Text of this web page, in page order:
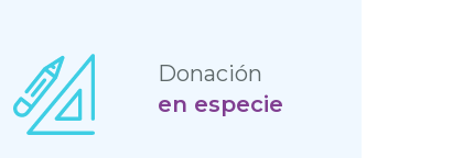
Donación
en especie